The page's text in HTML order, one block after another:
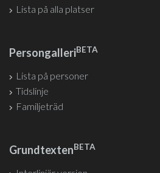
Lista på alla platser
PersongalleriBETA
Lista på personer
Tidslinje
Familjeträd
GrundtextenBETA